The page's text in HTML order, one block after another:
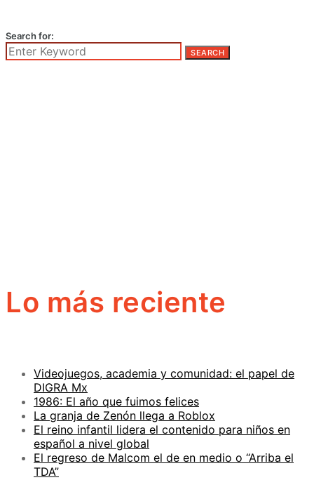
Search for:
SEARCH
Lo más reciente
Videojuegos, academia y comunidad: el papel de
DIGRA Mx
1986: El año que fuimos felices
La granja de Zenón llega a Roblox
El reino infantil lidera el contenido para niños en
español a nivel global
El regreso de Malcom el de en medio o “Arriba el
TDA”